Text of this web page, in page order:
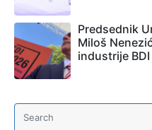
Predsednik
Miloš
industrije